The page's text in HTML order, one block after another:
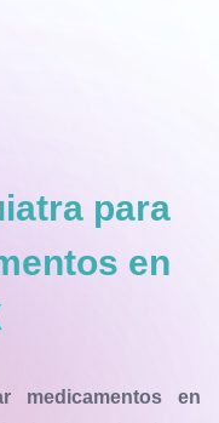
para
en
medicamentos en